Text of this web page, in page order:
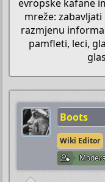
evropske kafane
mreže:
razmjenu
pamfleti, leci,
Boots
Wiki Editor